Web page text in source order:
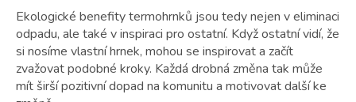
Ekologické benefity termohrnků jsou tedy nejen v eliminaci
odpadu, ale také v inspiraci pro ostatní. Když ostatní vidí, že
si nosíme vlastní hrnek, mohou se inspirovat a začít
zvažovat podobné kroky. Každá drobná změna tak může
mít širší pozitivní dopad na komunitu a motivovat další ke